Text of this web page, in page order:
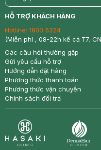
return
HỖ TRỢ KHÁCH HÀNG
Hotline: 1800 6324
(Miễn phí , 08-22h kể cả T7,
Các câu hỏi thường gặp
Gửi yêu cầu hỗ trợ
Hướng dẫn đặt hàng
Phương thức thanh toán
Phương thức vận chuyển
Chính sách đổi trả